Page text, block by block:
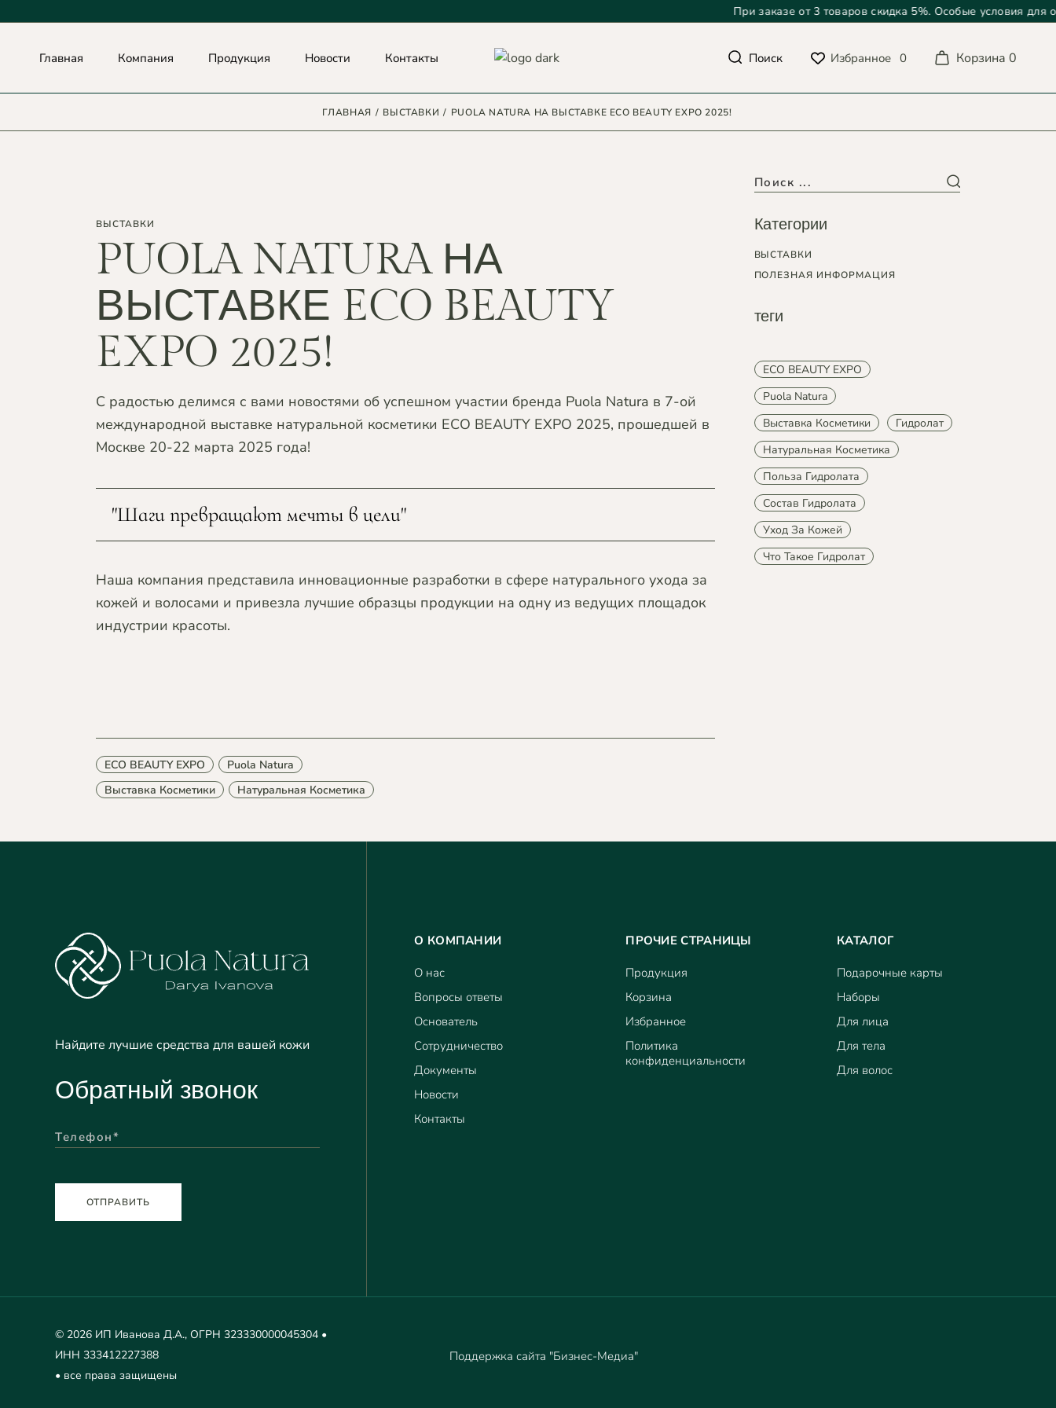
При заказе от 3 товаров скидка 5%. Особые условия для
Главная Компания
ОСНОВАТЕЛЬ
Продукция Новости Контакты Поиск Избранное 0 Корзина 0
ГЛАВНАЯ ВЫСТАВКИ PUOLA NATURA НА ВЫСТАВКЕ ECO BEAUTY EXPO 2025!
ВЫСТАВКИ
PUOLA NATURA НА
ВЫСТАВКЕ ECO BEAUTY
EXPO 2025!
C радостью делимся с вами новостями об успешном участии бренда Puola Natura в 7-ой
международной выставке натуральной косметики ECO BEAUTY EXPO 2025, прошедшей в
Москве 20-22 марта 2025 года!
"Шаги превращают мечты в цели"
Наша компания представила инновационные разработки в сфере натурального ухода за
кожей и волосами и привезла лучшие образцы продукции на одну из ведущих площадок
индустрии красоты.
ECO BEAUTY EXPO
Puola Natura
Выставка Косметики
Натуральная Косметика
Категории
ВЫСТАВКИ
ПОЛЕЗНАЯ ИНФОРМАЦИЯ
теги
ECO BEAUTY EXPO
Puola Natura
Выставка Косметики
Гидролат
Натуральная Косметика
Польза Гидролата
Состав Гидролата
Уход За Кожей
Что Такое Гидролат
Найдите лучшие средства для вашей кожи
Обратный звонок
ОТПРАВИТЬ
О КОМПАНИИ
О нас
Вопросы ответы
Основатель
Сотрудничество
Документы
Новости
Контакты
ПРОЧИЕ СТРАНИЦЫ
Продукция
Корзина
Избранное
Политика
конфиденциальности
КАТАЛОГ
Подарочные карты
Наборы
Для лица
Для тела
Для волос
© 2026 ИП Иванова Д.А., ОГРН 323330000045304 •
ИНН 333412227388
• все права защищены
Поддержка сайта "Бизнес-Медиа"